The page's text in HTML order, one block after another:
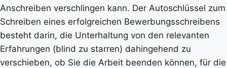
Anschreiben verschlingen kann. Der Autoschlüssel zum
Schreiben eines erfolgreichen Bewerbungsschreibens
besteht darin, die Unterhaltung von den relevanten
Erfahrungen (blind zu starren) dahingehend zu
verschieben, ob Sie die Arbeit beenden können, für die